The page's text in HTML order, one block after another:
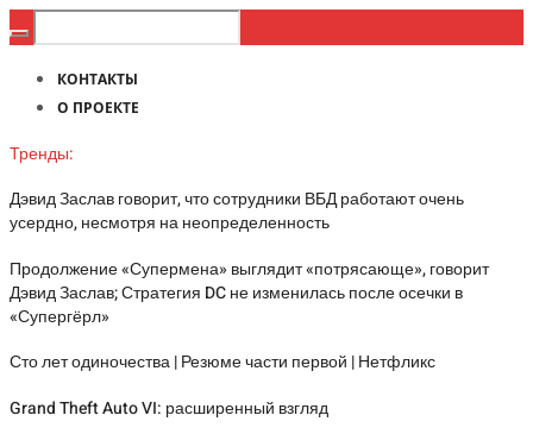
КОНТАКТЫ
О ПРОЕКТЕ
Тренды:
Дэвид Заслав говорит, что сотрудники ВБД работают очень
усердно, несмотря на неопределенность
Продолжение «Супермена» выглядит «потрясающе», говорит
Дэвид Заслав; Стратегия DC не изменилась после осечки в
«Супергёрл»
Сто лет одиночества | Резюме части первой | Нетфликс
Grand Theft Auto VI: расширенный взгляд